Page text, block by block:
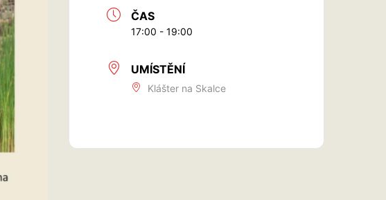
ČAS
17:00 - 19:00
UMÍSTĚNÍ
Klášter na Skalce